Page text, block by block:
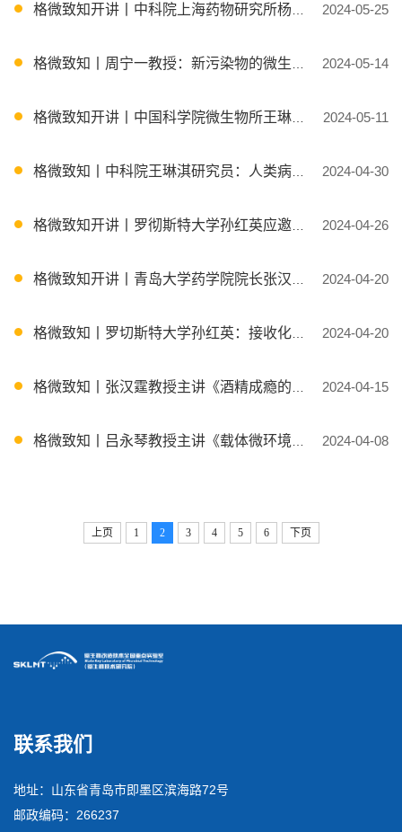
2024-05-25
格微致知开讲丨中科院上海药物研究所杨财广研究员应邀授课
2024-05-14
格微致知丨周宁一教授：新污染物的微生物分解代谢
2024-05-11
格微致知开讲丨中国科学院微生物所王琳淇研究员应邀授课
2024-04-30
格微致知丨中科院王琳淇研究员：人类病原真菌进化与表型耐药
2024-04-26
格微致知开讲丨罗彻斯特大学孙红英应邀授课
2024-04-20
格微致知开讲丨青岛大学药学院院长张汉霆教授应邀授课
2024-04-20
格微致知丨罗切斯特大学孙红英：接收化疗的淋巴瘤患者认知功能的纵向变化
2024-04-15
格微致知丨张汉霆教授主讲《酒精成瘾的细胞信号机制及新药发现》
2024-04-08
格微致知丨吕永琴教授主讲《载体微环境调控促进生物催化》
上页 1 2 3 4 5 6 下页
联系我们
地址：山东省青岛市即墨区滨海路72号
邮政编码：266237